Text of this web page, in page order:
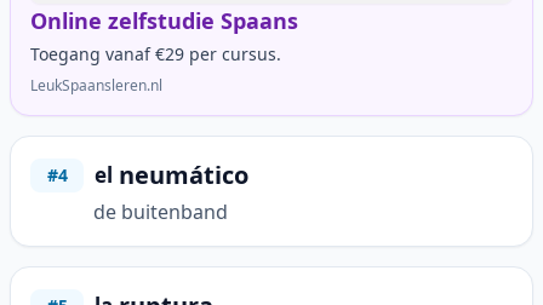
Online zelfstudie Spaans
Toegang vanaf €29 per cursus.
LeukSpaansleren.nl
#4 el neumático
de buitenband